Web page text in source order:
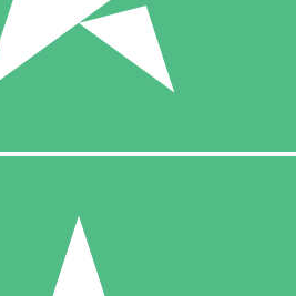
10 00
10 Descargas
20 00